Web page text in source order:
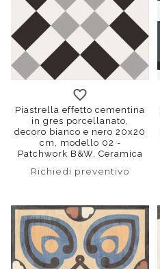
Piastrella effetto cementina
in gres porcellanato,
decoro bianco e nero 20x20
cm, modello 02 -
Patchwork B&W, Ceramica
Richiedi preventivo